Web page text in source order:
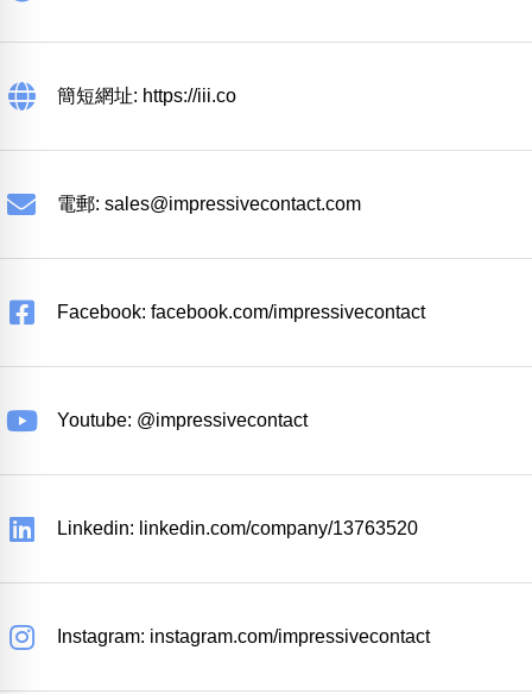
簡短網址: https://iii.co
電郵: sales@impressivecontact.com
Facebook: facebook.com/impressivecontact
Youtube: @impressivecontact
Linkedin: linkedin.com/company/13763520
Instagram: instagram.com/impressivecontact